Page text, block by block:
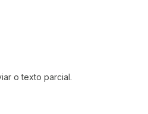
o texto parcial.